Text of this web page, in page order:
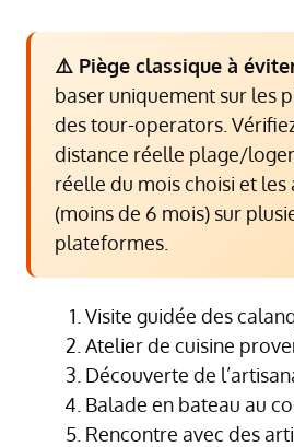
⚠️ Piège classique à
baser uniquement sur les
des tour-operators.
distance réelle plage/
réelle du mois choisi et les
(moins de 6 mois) sur
plateformes.
Visite guidée des
Atelier de cuisine
Découverte de
Balade en bateau au
Rencontre avec des